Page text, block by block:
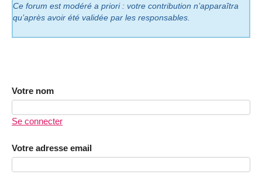
Ce forum est modéré a priori : votre contribution n’apparaîtra
qu’après avoir été validée par les responsables.
Votre nom
Se connecter
Votre adresse email